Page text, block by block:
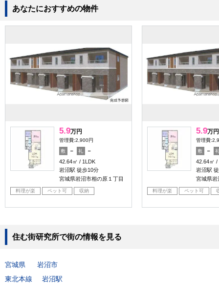
あなたにおすすめの物件
5.9万円
管理費:2,900円
敷 － 礼
－
42.64㎡
1LDK
岩沼駅 徒歩10分
宮城県岩沼市相の原１丁目
料理が楽 ペット可 収納
5.9万円
管理費
敷 －
42.64㎡
岩沼駅
宮城県岩
料理が楽 ペット可
住む街研究所で街の情報を見る
宮城県
岩沼市
東北本線
岩沼駅